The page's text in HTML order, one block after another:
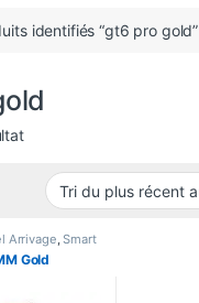
identifiés “gt6 pro gold”
Arrivage,Smart
Gold